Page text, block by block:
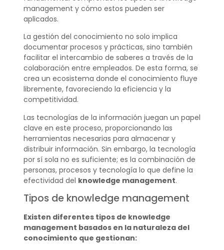
management y cómo estos pueden ser
aplicados.
La gestión del conocimiento no solo implica
documentar procesos y prácticas, sino también
facilitar el intercambio de saberes a través de la
colaboración entre empleados. De esta forma, se
crea un ecosistema donde el conocimiento fluye
libremente, favoreciendo la eficiencia y la
competitividad.
Las tecnologías de la información juegan un papel
clave en este proceso, proporcionando las
herramientas necesarias para almacenar y
distribuir información. Sin embargo, la tecnología
por sí sola no es suficiente; es la combinación de
personas, procesos y tecnología lo que define la
efectividad del knowledge management.
Tipos de knowledge management
Existen diferentes tipos de knowledge
management basados en la naturaleza del
conocimiento que gestionan: